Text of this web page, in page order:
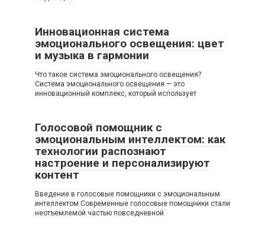
Инновационная система
эмоционального освещения: цвет
и музыка в гармонии
Что такое система эмоционального освещения?
Система эмоционального освещения — это
инновационный комплекс, который использует
Голосовой помощник с
эмоциональным интеллектом: как
технологии распознают
настроение и персонализируют
контент
Введение в голосовые помощники с эмоциональным
интеллектом Современные голосовые помощники стали
неотъемлемой частью повседневной